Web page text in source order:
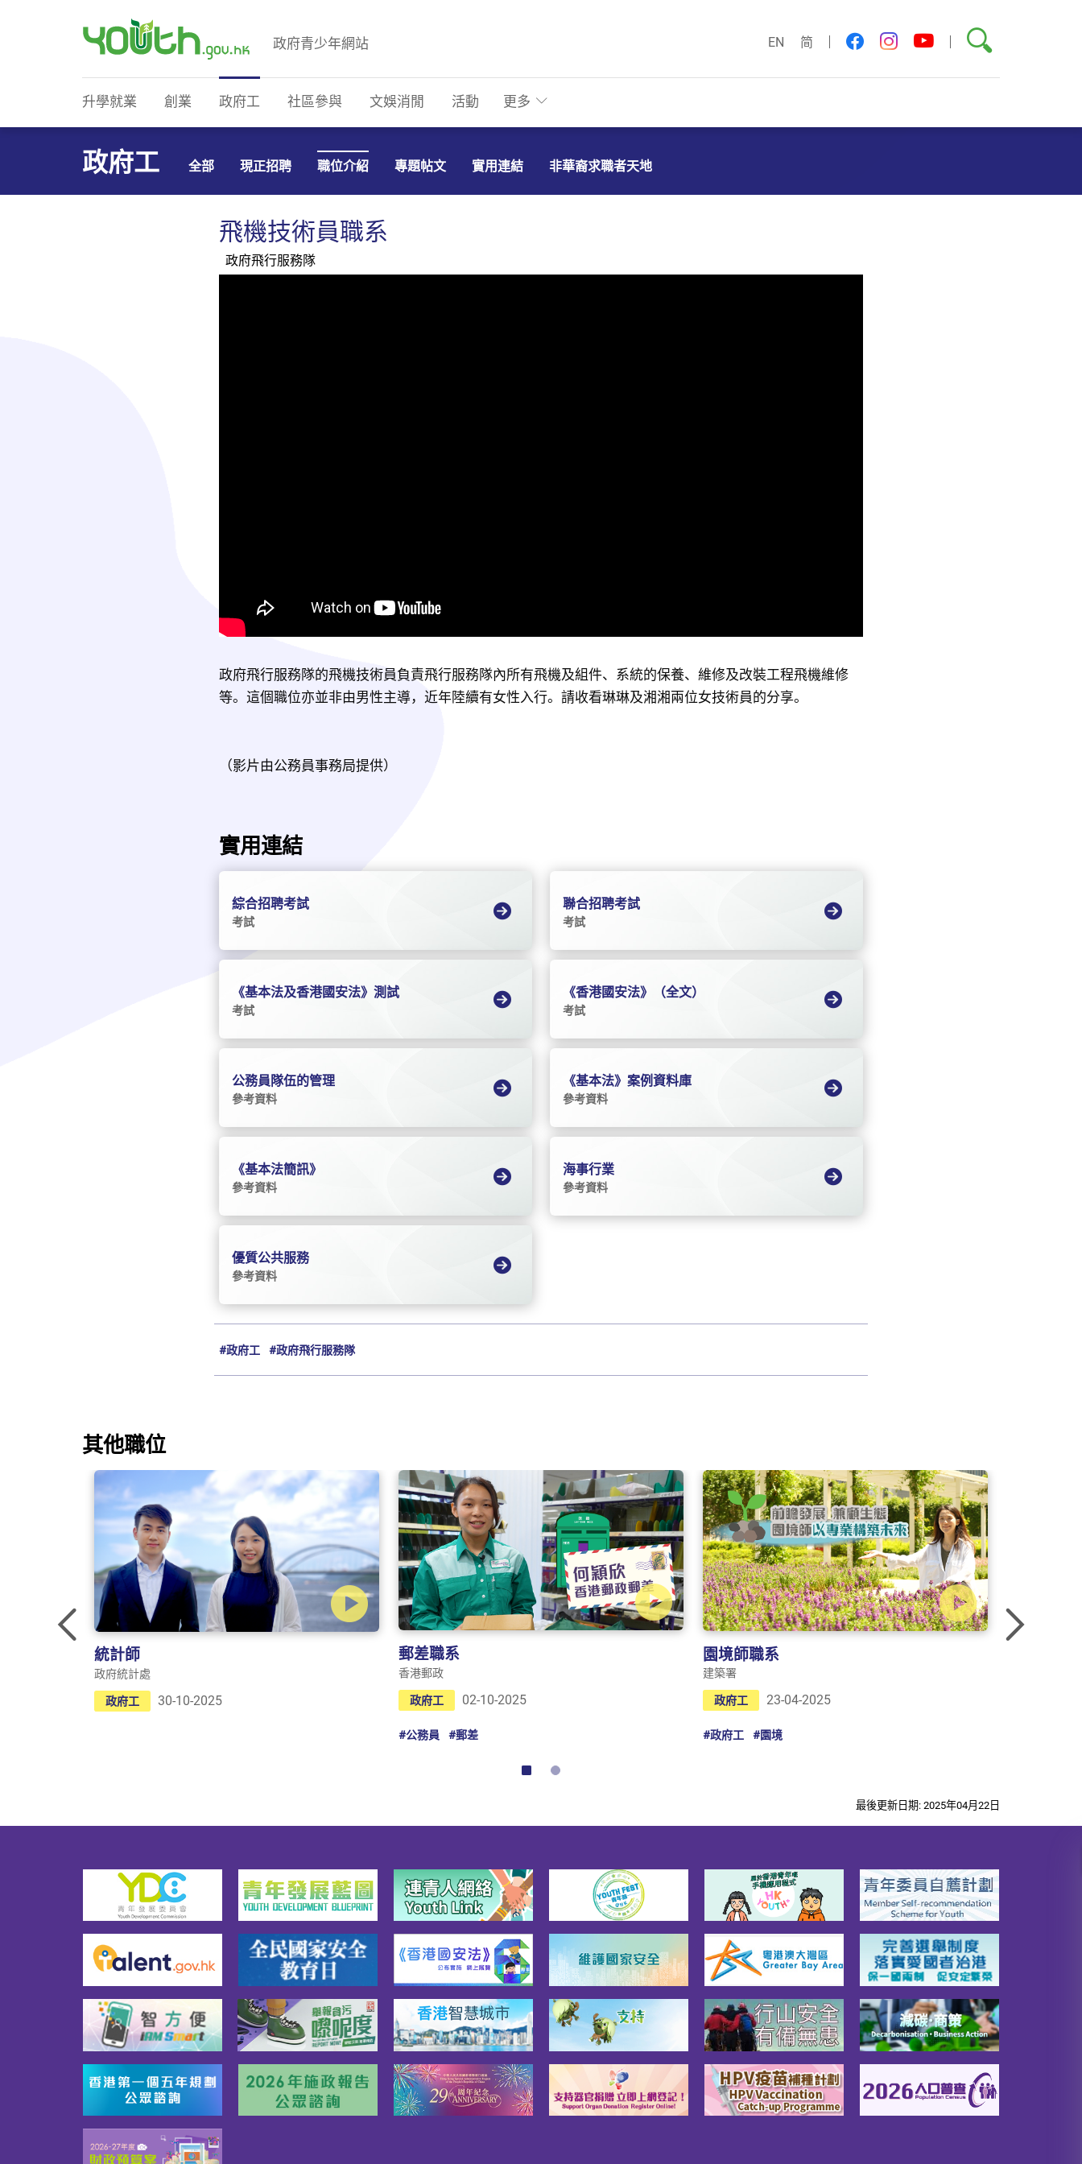
政府青少年網站 EN 简 facebookinstagram
youtube
搜尋
升學就業 創業 政府工 社區參與 文娛消閒 活動 更多
政府工 全部 現正招聘 職位介紹 專題帖文 實用連結 非華裔求職者天地
飛機技術員職系
政府飛行服務隊
政府飛行服務隊的飛機技術員負責飛行服務隊內所有飛機及組件、系統的保養、維修及改裝工程飛機維修
等。這個職位亦並非由男性主導，近年陸續有女性入行。請收看琳琳及湘湘兩位女技術員的分享。
（影片由公務員事務局提供）
實用連結
綜合招聘考試
考試
聯合招聘考試
考試
《基本法及香港國安法》測試
考試
《香港國安法》（全文）
考試
公務員隊伍的管理
參考資料
《基本法》案例資料庫
參考資料
《基本法簡訊》
參考資料
海事行業
參考資料
優質公共服務
參考資料
#政府工 #政府飛行服務隊
其他職位
Previous
統計師
政府統計處
政府工
30-10-2025
郵差職系
香港郵政
政府工
02-10-2025
#公務員 #郵差
園境師職系
建築署
政府工
23-04-2025
#政府工 #園境
2
最後更新日期: 2025年04月22日